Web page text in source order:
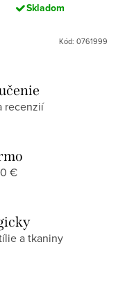
Skladom
Kód: 0761999
recenzií
€
a tkaniny